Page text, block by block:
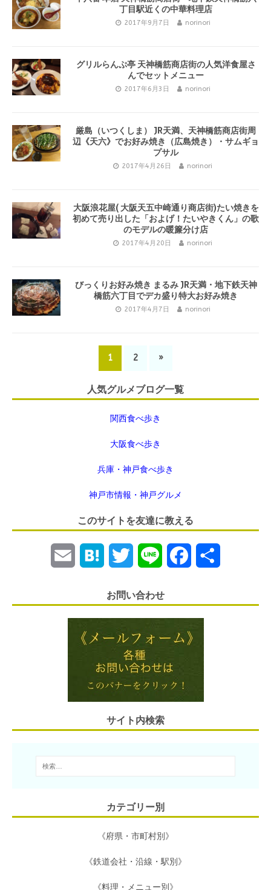
丁目駅近くの中華料理店
2017年9月7日 norinori
グリルらんぷ亭 天神橋筋商店街の人気洋食屋さ
んでセットメニュー
2017年6月3日 norinori
厳島（いつくしま） JR天満、天神橋筋商店街周
辺《天六》でお好み焼き（広島焼き）・サムギョ
プサル
2017年4月26日 norinori
大阪浪花屋( 大阪天五中崎通り商店街)たい焼きを
初めて売り出した「およげ！たいやきくん」の歌
のモデルの暖簾分け店
2017年4月20日 norinori
びっくりお好み焼き まるみ JR天満・地下鉄天神
橋筋六丁目でデカ盛り特大お好み焼き
2017年4月7日 norinori
1 2 »
人気グルメブログ一覧
関西食べ歩き
大阪食べ歩き
兵庫・神戸食べ歩き
神戸市情報・神戸グルメ
このサイトを友達に教える
a t
a
i
t
e
r
n c
o
お問い合わせ
サイト内検索
カテゴリー別
《府県・市町村別》
《鉄道会社・沿線・駅別》
《料理・メニュー別》